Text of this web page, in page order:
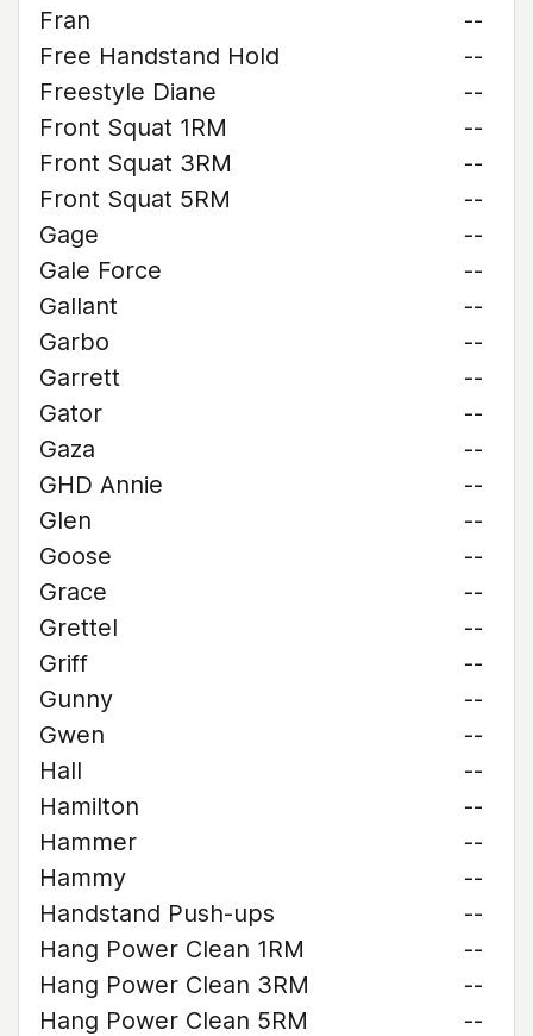
Fran
--
Free Handstand Hold
--
Freestyle Diane
--
Front Squat 1RM
--
Front Squat 3RM
--
Front Squat 5RM
--
Gage
--
Gale Force
--
Gallant
--
Garbo
--
Garrett
--
Gator
--
Gaza
--
GHD Annie
--
Glen
--
Goose
--
Grace
--
Grettel
--
Griff
--
Gunny
--
Gwen
--
Hall
--
Hamilton
--
Hammer
--
Hammy
--
Handstand Push-ups
--
Hang Power Clean 1RM
--
Hang Power Clean 3RM
--
Hang Power Clean 5RM
--